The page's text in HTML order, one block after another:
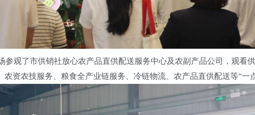
了市供销社放心农产品直供配送服务中心及农副产品公司，观看
资农技服务、粮食全产业链服务、冷链物流、农产品直供配送等“一